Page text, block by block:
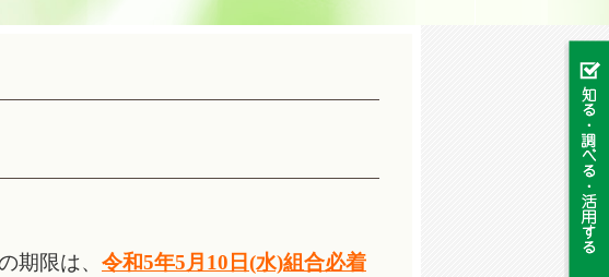
期限は、 令和5年5月10日(水)組合必着